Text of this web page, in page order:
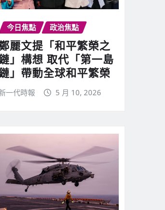
今日焦點 政治焦點
麗文提「和平繁榮之
」構想 取代「第一島
」帶動全球和平繁榮
一代時報 5 月 10, 2026